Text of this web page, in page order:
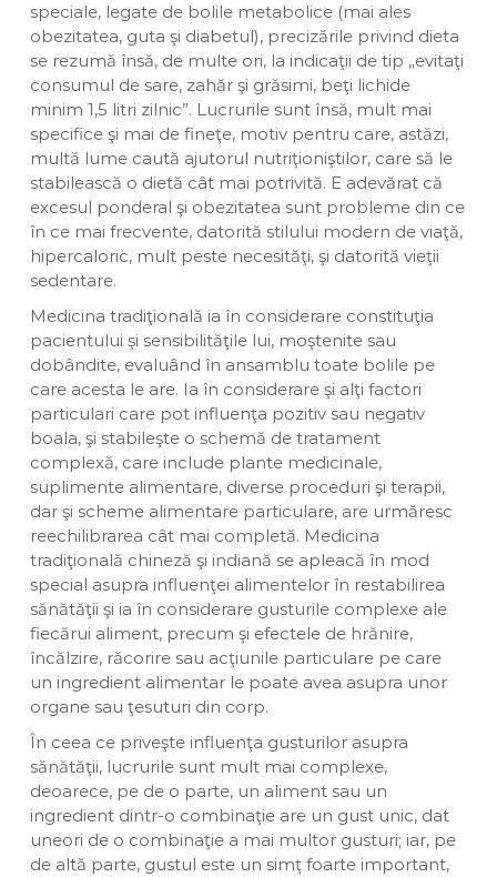
speciale, legate de bolile metabolice (mai ales
obezitatea, guta şi diabetul), precizările privind dieta
se rezumă însă, de multe ori, la indicaţii de tip „evitaţi
consumul de sare, zahăr şi grăsimi, beţi lichide
minim 1,5 litri zilnic”. Lucrurile sunt însă, mult mai
specifice şi mai de fineţe, motiv pentru care, astăzi,
multă lume caută ajutorul nutriţioniştilor, care să le
stabilească o dietă cât mai potrivită. E adevărat că
excesul ponderal şi obezitatea sunt probleme din ce
în ce mai frecvente, datorită stilului modern de viaţă,
hipercaloric, mult peste necesităţi, şi datorită vieţii
sedentare.
Medicina tradiţională ia în considerare constituţia
pacientului şi sensibilităţile lui, moştenite sau
dobândite, evaluând în ansamblu toate bolile pe
care acesta le are. Ia în considerare şi alţi factori
particulari care pot influenţa pozitiv sau negativ
boala, şi stabileşte o schemă de tratament
complexă, care include plante medicinale,
suplimente alimentare, diverse proceduri şi terapii,
dar şi scheme alimentare particulare, are urmăresc
reechilibrarea cât mai completă. Medicina
tradiţională chineză şi indiană se apleacă în mod
special asupra influenţei alimentelor în restabilirea
sănătăţii şi ia în considerare gusturile complexe ale
fiecărui aliment, precum şi efectele de hrănire,
încălzire, răcorire sau acţiunile particulare pe care
un ingredient alimentar le poate avea asupra unor
organe sau ţesuturi din corp.
În ceea ce priveşte influenţa gusturilor asupra
sănătăţii, lucrurile sunt mult mai complexe,
deoarece, pe de o parte, un aliment sau un
ingredient dintr-o combinaţie are un gust unic, dat
uneori de o combinaţie a mai multor gusturi; iar, pe
de altă parte, gustul este un simţ foarte important,